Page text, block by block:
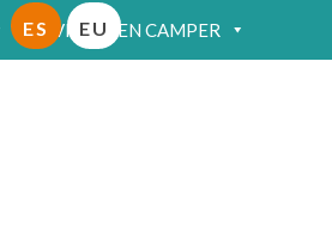
VIAJAR EN CAMPER
ES EU